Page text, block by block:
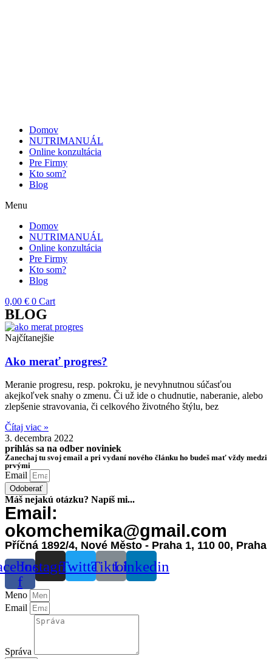
Domov
NUTRIMANUÁL
Online konzultácia
Pre Firmy
Kto som?
Blog
Menu
Domov
NUTRIMANUÁL
Online konzultácia
Pre Firmy
Kto som?
Blog
0,00 € 0 Cart
BLOG
Najčítanejšie
Ako merať progres?
Meranie progresu, resp. pokroku, je nevyhnutnou súčasťou
akejkoľvek snahy o zmenu. Či už ide o chudnutie, naberanie, alebo
zlepšenie stravovania, či celkového životného štýlu, bez
Čítaj viac »
3. decembra 2022
prihlás sa na odber noviniek
Zanechaj tu svoj email a pri vydaní nového článku ho budeš mať vždy medzi
prvými
Email
Odoberať
Máš nejakú otázku? Napíš mi...
Email:
okomchemika@gmail.com
Příčná 1892/4, Nové Město - Praha 1, 110 00, Praha
f
InstagramTwitterTiktokLinkedin
Meno
Email
Správa